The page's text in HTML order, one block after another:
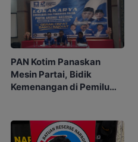
PAN Kotim Panaskan
Mesin Partai, Bidik
Kemenangan di Pemilu